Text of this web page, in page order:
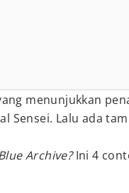
menunjukkan
Sensei. Lalu ada
Archive?Ini 4